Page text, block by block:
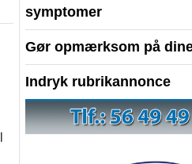
symptomer
Gør opmærksom på
Indryk rubrikannonce